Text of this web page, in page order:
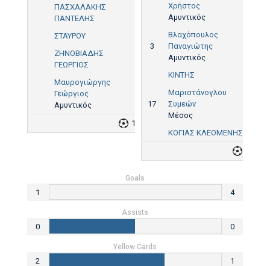
ΠΑΣΧΑΛΑΚΗΣ
ΠΑΝΤΕΛΗΣ
ΣΤΑΥΡΟΥ
ΖΗΝΟΒΙΑΔΗΣ
ΓΕΩΡΓΙΟΣ
Μαυρογιώργης
Γεώργιος
Αμυντικός
1
Χρήστος
Αμυντικός
3
Βλαχόπουλος
Παναγιώτης
Αμυντικός
ΚΙΝΤΗΣ
17
Μαριστάνογλου
Συμεών
Μέσος
ΚΟΓΙΑΣ ΚΛΕΟΜΕΝΗΣ
Goals
1 4
Assists
0 0
Yellow Cards
2 1